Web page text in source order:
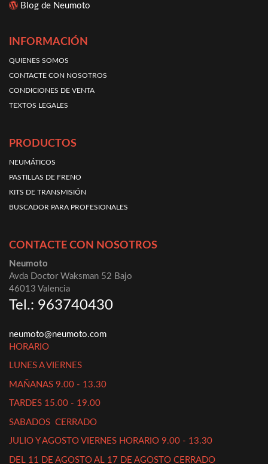
Blog de Neumoto
INFORMACIÓN
QUIENES SOMOS
CONTACTE CON NOSOTROS
CONDICIONES DE VENTA
TEXTOS LEGALES
PRODUCTOS
NEUMÁTICOS
PASTILLAS DE FRENO
KITS DE TRANSMISIÓN
BUSCADOR PARA PROFESIONALES
CONTACTE CON NOSOTROS
Neumoto
Avda Doctor Waksman 52 Bajo
46013 Valencia
Tel.: 963740430
neumoto@neumoto.com
HORARIO
LUNES A VIERNES
MAÑANAS 9.00 - 13.30
TARDES 15.00 - 19.00
SABADOS CERRADO
JULIO Y AGOSTO VIERNES HORARIO 9.00 - 13.30
DEL 11 DE AGOSTO AL 17 DE AGOSTO CERRADO